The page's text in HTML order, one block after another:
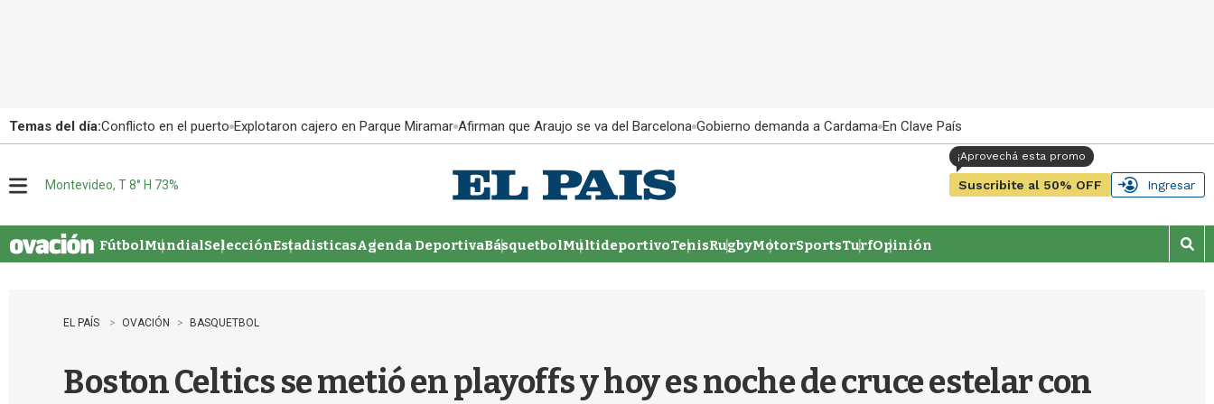
Temas del día:Conflicto en el puerto Explotaron cajero en Parque Miramar Afirman que Araujo se va del Barcelona Gobierno demanda a Cardama En Clave País
u
Montevideo, T 8° H 73% Suscribite al 50% OFF Ingresar
FútbolMundialSelecciónEstadisticasAgenda DeportivaBásquetbolMultideportivoTenisRugbyMotorSportsTurfOpinión
M
o
EL PAÍS OVACIÓN BASQUETBOL
Boston Celtics se metió en playoffs y hoy es noche de cruce estelar con